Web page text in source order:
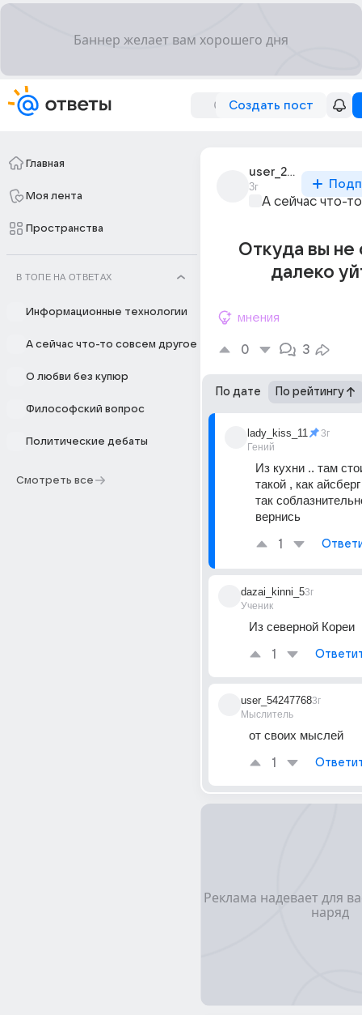
Создать пост
Главная
Моя лента
Пространства
В ТОПЕ НА ОТВЕТАХ
Информационные технологии
А сейчас что-то совсем другое
О любви без купюр
Философский вопрос
Политические дебаты
Смотреть все
user_213141877
3г
А сейчас что-
Откуда вы не
далеко
мнения
0 3
По дате По рейтингу
lady_kiss_11
Гений
3г
Из кухни .. там
такой , как
так
вернись
1
dazai_kinni_5
Ученик
3г
Из северной Кореи
1
user_54247768
Мыслитель
3г
от своих мыслей
1